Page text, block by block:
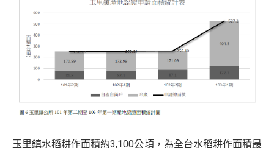
玉里鎮水稻耕作面積約3,100公頃，為全台水稻耕作面積最